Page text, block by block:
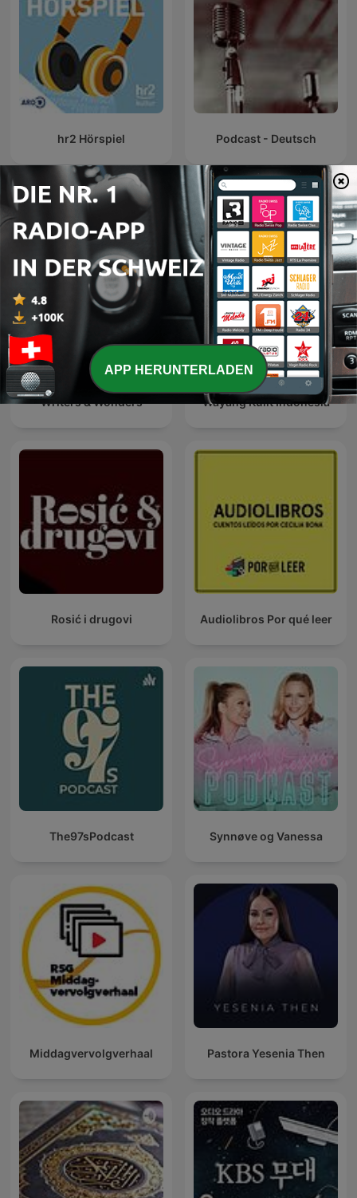
hr2 Hörspiel Podcast - Deutsch
Internationale Kunst-Podcasts
Writers & Wonders Wayang Kulit Indonesia
Rosić i drugovi Audiolibros Por qué leer
The97sPodcast Synnøve og Vanessa
Middagvervolgverhaal Pastora Yesenia Then
APP HERUNTERLADEN